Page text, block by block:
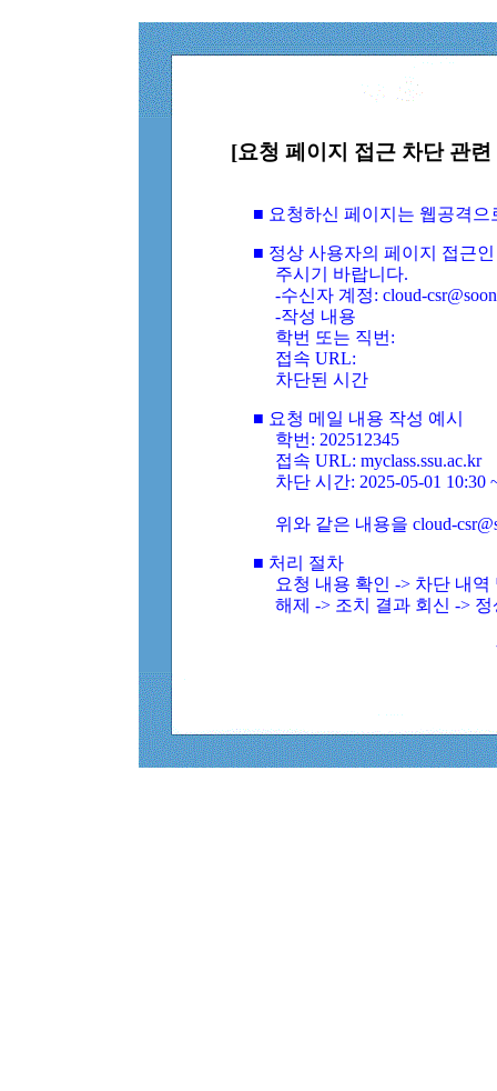
[요청 페이지 접근 차단 관
■ 요청하신 페이지는 웹공격
■ 정상 사용자의 페이지 접근
주시기 바랍니다.
-수신자 계정: cloud-
-작성 내용
학번 또는 직번:
접속 URL:
차단된 시간
■ 요청 메일 내용 작성 예시
학번: 202512345
접속 URL: myclass.ssu.ac.kr
차단 시간: 2025-05-01 10:30
위와 같은 내용을 cloud-
■ 처리 절차
요청 내용 확인 -> 차단 내
해제 -> 조치 결과 회신 ->